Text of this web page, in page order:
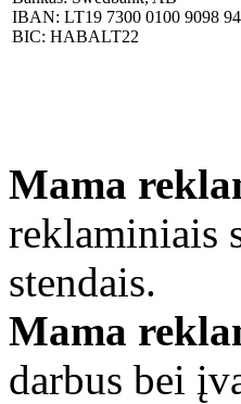
IBAN: LT19 7300 0100 9098
BIC: HABALT22
Mama
reklaminiais
stendais.
Mama
darbus bei